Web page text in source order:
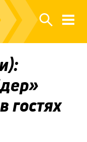
гостях